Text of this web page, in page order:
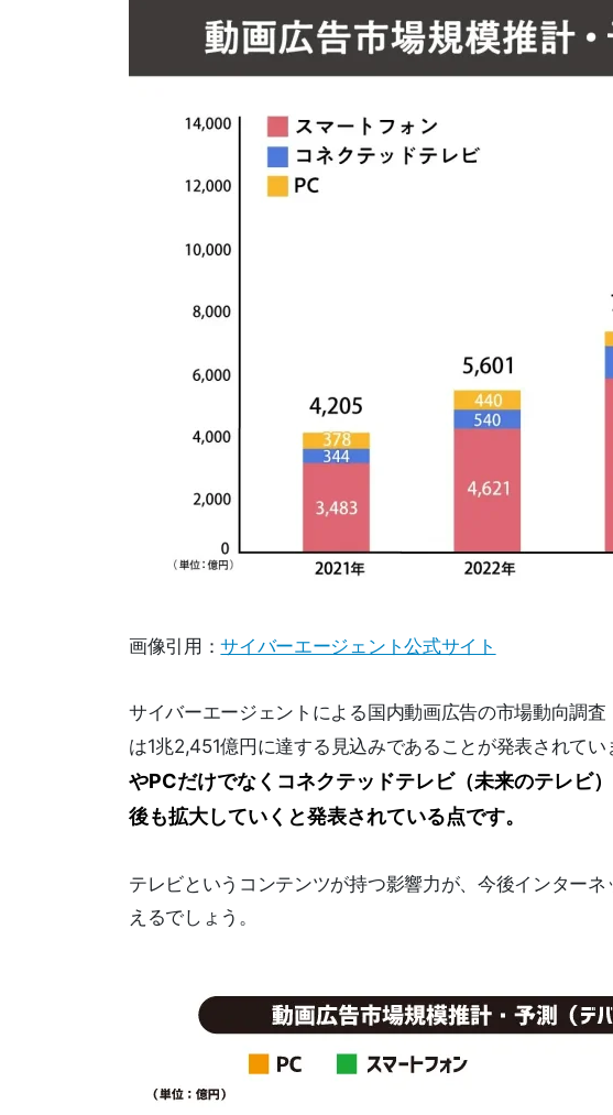
画像引用：サイバーエージェント公式サイト
サイバーエージェントによる国内動画広告の市場動向調
は1兆2,451億円に達する見込みであることが発表されてい
やPCだけでなくコネクテッドテレビ（未来のテレビ
後も拡大していくと発表されている点です。
テレビというコンテンツが持つ影響力が、今後インター
えるでしょう。